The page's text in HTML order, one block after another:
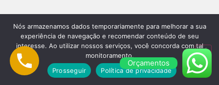
"Superou minhas expectativas! Desde o
primeiro contato até a instalação final, o
atendimento foi impecável. As redes
Orçamentos
Nós armazenamos dados temporariamente para melhorar a sua
experiência de navegação e recomendar conteúdo de seu
interesse. Ao utilizar nossos serviços, você concorda com tal
monitoramento.
Prosseguir
Política de privacidade